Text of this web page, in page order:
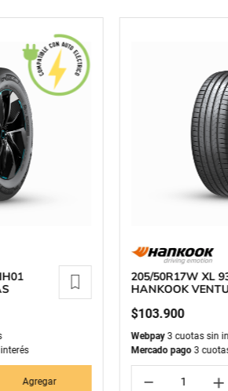
Agregar
205/50R17W XL
HANKOOK
$103.900
Webpay 3 cuotas sin
Mercado pago 3
＋
－